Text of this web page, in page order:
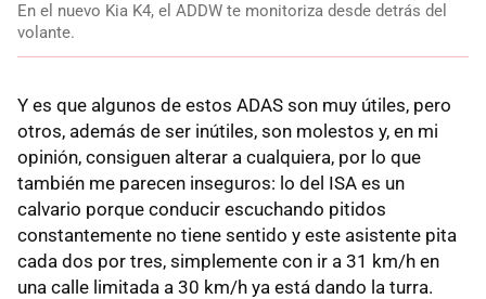
En el nuevo Kia K4, el ADDW te monitoriza desde detrás del
volante.
Y es que algunos de estos ADAS son muy útiles, pero
otros, además de ser inútiles, son molestos y, en mi
opinión, consiguen alterar a cualquiera, por lo que
también me parecen inseguros: lo del ISA es un
calvario porque conducir escuchando pitidos
constantemente no tiene sentido y este asistente pita
cada dos por tres, simplemente con ir a 31 km/h en
una calle limitada a 30 km/h ya está dando la turra.